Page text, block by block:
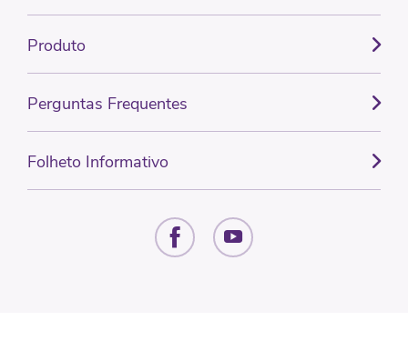
Produto
Perguntas Frequentes
Folheto Informativo